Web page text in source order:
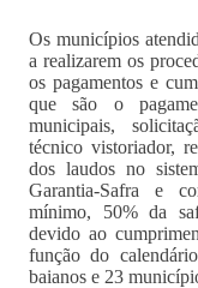
Os municípios
a realizarem os
os pagamentos e
que são o
municipais,
técnico vistoriador,
dos laudos no
Garantia-Safra e
mínimo, 50% da
devido ao
função do
baianos e 23